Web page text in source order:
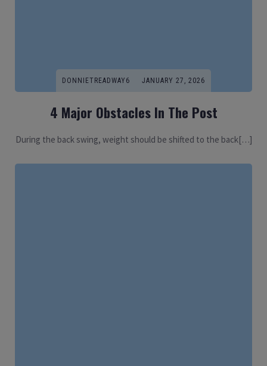
DONNIETREADWAY6 JANUARY 27, 2026
4 Major Obstacles In The Post
During the back swing, weight should be shifted to the back[…]